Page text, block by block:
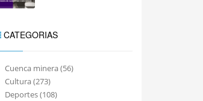
CATEGORIAS
Cuenca minera (56)
Cultura (273)
Deportes (108)